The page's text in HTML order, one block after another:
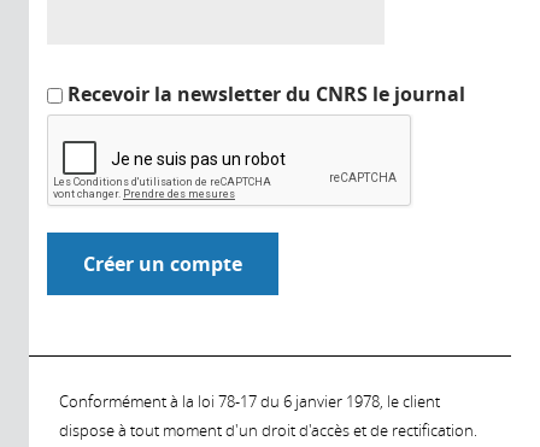
Recevoir la newsletter du CNRS le journal
Conformément à la loi 78-17 du 6 janvier 1978, le client
dispose à tout moment d'un droit d'accès et de rectification.